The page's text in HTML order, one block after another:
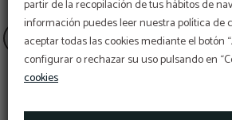
partir de la recopilación de tus hábitos de
información puedes leer nuestra política de
aceptar todas las cookies mediante el botón
configurar o rechazar su uso pulsando en
cookies